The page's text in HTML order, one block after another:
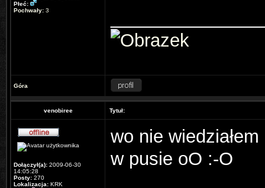
Płeć:
Pochwały: 3
Góra
venobiree Tytuł:
Dołączył(a): 2009-06-30
14:05:28
Posty: 270
Lokalizacja: KRK
wo nie
w pusie oO :-O